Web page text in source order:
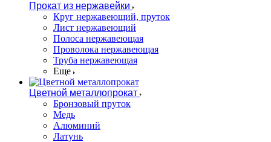
Прокат из нержавейки
Круг нержавеющий, пруток
Лист нержавеющий
Полоса нержавеющая
Проволока нержавеющая
Труба нержавеющая
Еще
Цветной металлопрокат
Бронзовый пруток
Медь
Алюминий
Латунь